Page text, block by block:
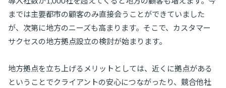
までは主要都市の顧客のみ直接会うことができていました
が、次第に地方のニーズも高まります。そこで、カスタマー
サクセスの地方拠点設立の検討が始まります。
地方拠点を立ち上げるメリットとしては、近くに拠点がある
ということでクライアントの安心につながったり、競合他社